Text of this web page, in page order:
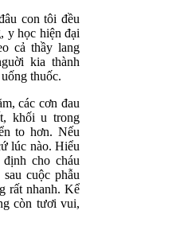
con tôi đều
y học hiện đại
cả thầy lang
kia thành
thuốc.
các cơn đau
khối u trong
to hơn. Nếu
lúc nào. Hiểu
cho cháu
cuộc phẫu
rất nhanh. Kể
còn tươi vui,